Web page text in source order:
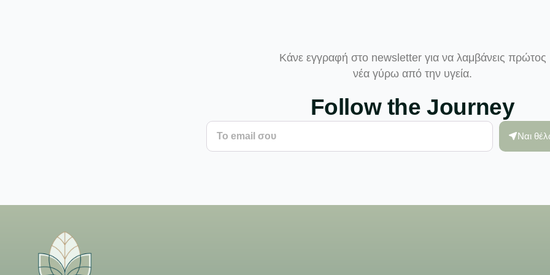
Κάνε εγγραφή στο newsletter για να λαμβάνεις πρώτος
νέα γύρω από την υγεία.
Follow the Journey
Ναι